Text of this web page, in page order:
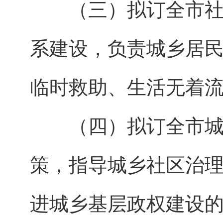
（三）拟订全市社
系建设，负责城乡居
临时救助、生活无着
（四）拟订全市城
策，指导城乡社区治
进城乡基层政权建设